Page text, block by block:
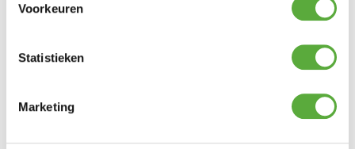
Voorkeuren
Statistieken
Marketing
Zitkussen universeel
50x50cm – Panama
Zitkussen universeel
50x50cm – Panama Rood